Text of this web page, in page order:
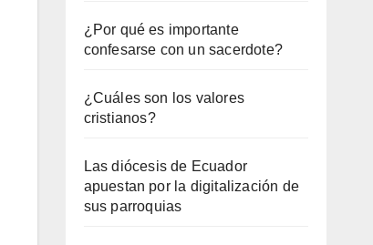
¿Por qué es importante
confesarse con un sacerdote?
¿Cuáles son los valores
cristianos?
Las diócesis de Ecuador
apuestan por la digitalización de
sus parroquias